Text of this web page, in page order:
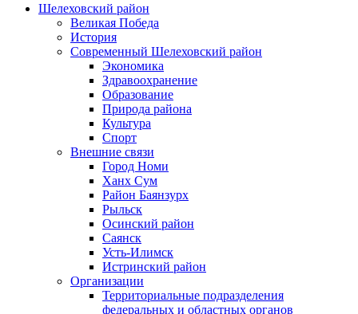
Шелеховский район
Великая Победа
История
Современный Шелеховский район
Экономика
Здравоохранение
Образование
Природа района
Культура
Спорт
Внешние связи
Город Номи
Ханх Сум
Район Баянзурх
Рыльск
Осинский район
Саянск
Усть-Илимск
Истринский район
Организации
Территориальные подразделения
федеральных и областных органов